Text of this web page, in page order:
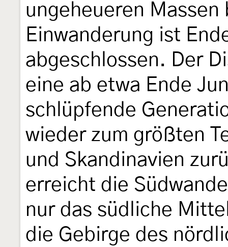
ungeheueren
Einwanderung ist
abgeschlossen. Der
eine ab etwa Ende
schlüpfende
wieder zum größten
und Skandinavien
erreicht die
nur das südliche
die Gebirge des